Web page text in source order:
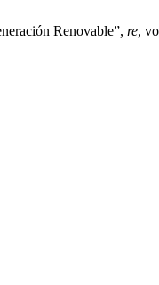
Renovable”, re,